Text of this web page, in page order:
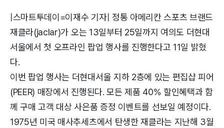
|스마트투데이=이재수 기자| 정통 아메리칸 스포츠 브랜드
재클라(jaclar)가 오는 13일부터 25일까지 여의도 더현대
서울에서 첫 오프라인 팝업 행사를 진행한다고 11일 밝혔
다.
이번 팝업 행사는 더현대서울 지하 2층에 있는 편집샵 피어
(PEER) 매장에서 진행된다. 모든 제품 40% 할인혜택과 함
께 구매 고객 대상 사은품 증정 이벤트를 선보일 예정이다.
1975년 미국 매사추세츠에서 탄생한 재클라는 지난해 3월